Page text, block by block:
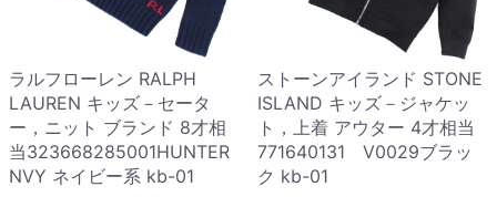
ラルフローレン RALPH
LAUREN キッズ－セータ
ー，ニット ブランド 8才相
当323668285001HUNTER
NVY ネイビー系 kb-01
ストーンアイランド STONE
ISLAND キッズ－ジャケッ
ト，上着 アウター 4才相当
771640131 V0029ブラッ
ク kb-01